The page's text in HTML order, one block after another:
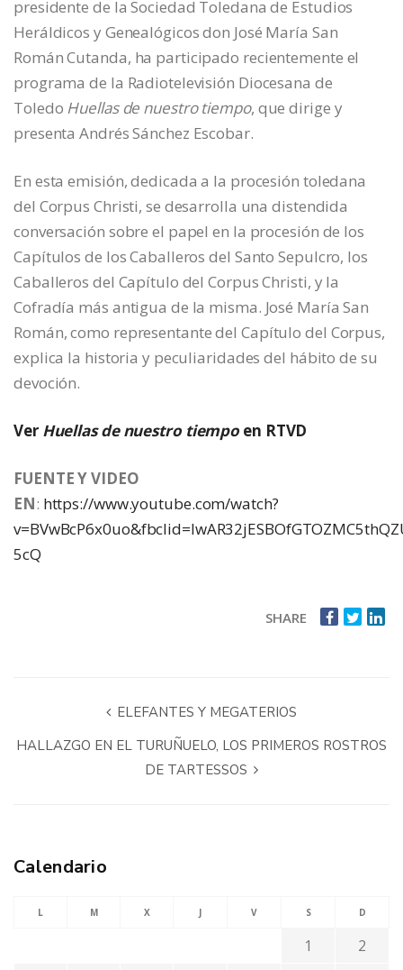
presidente de la Sociedad Toledana de Estudios
Heráldicos y Genealógicos don José María San
Román Cutanda, ha participado recientemente el
programa de la Radiotelevisión Diocesana de
Toledo Huellas de nuestro tiempo, que dirige y
presenta Andrés Sánchez Escobar.
En esta emisión, dedicada a la procesión toledana
del Corpus Christi, se desarrolla una distendida
conversación sobre el papel en la procesión de los
Capítulos de los Caballeros del Santo Sepulcro, los
Caballeros del Capítulo del Corpus Christi, y la
Cofradía más antigua de la misma. José María San
Román, como representante del Capítulo del Corpus,
explica la historia y peculiaridades del hábito de su
devoción.
Ver Huellas de nuestro tiempo en RTVD
FUENTE Y VIDEO
EN: https://www.youtube.com/watch?
5cQ
SHARE
ELEFANTES Y MEGATERIOS
HALLAZGO EN EL TURUÑUELO, LOS PRIMEROS ROSTROS
DE TARTESSOS
Calendario
L M X J V S D
1
2